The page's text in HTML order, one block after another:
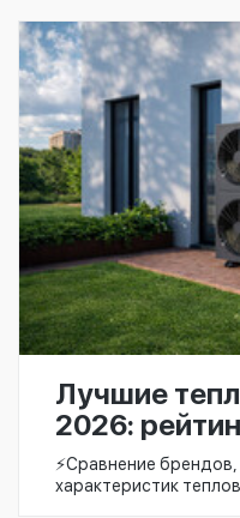
Лучшие
2026:
⚡️Сравнение
характеристик